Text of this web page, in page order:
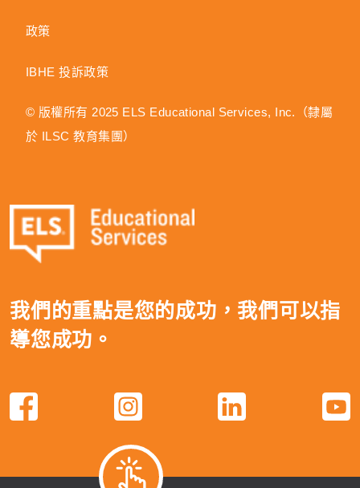
我們的重點是您的成功，我們可以指
導您成功。
政策
IBHE 投訴政策
© 版權所有 2025 ELS Educational Services, Inc.（隸屬
於 ILSC 教育集團）